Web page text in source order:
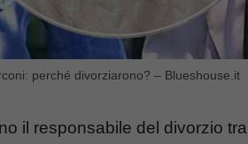
perché divorziarono? – Blueshouse.it
il responsabile del divorzio tra